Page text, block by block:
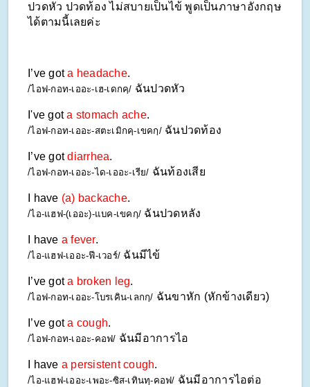
ปวดหัว ปวดท้อง ไม่สบายเป็นไข้ พูดเป็นภาษาอังกฤษ
ได้ตามนี้เลยค่ะ
I’ve got a headache.
/ไอฟ-กอท-เออะ-เฮ-เดกคฺ/ ฉันปวดหัว
I've got a stomach ache.
/ไอฟ-กอท-เออะ-สตะเมิกคฺ-เขคกฺ/ ฉันปวดท้อง
I’ve got diarrhea.
/ไอฟ-กอท-เออะ-ได-เออะ-เรีย/ ฉันท้องเสีย
I have (a) backache.
/ไอ-แฮฟ-(เออะ)-แบค-เขคกฺ/ ฉันปวดหลัง
I have a fever.
/ไอ-แฮฟ-เออะ-ฟี-เวอร์/ ฉันมีไข้
I’ve got a broken leg.
/ไอฟ-กอท-เออะ-โบรเคิน-เลกกฺ/ ฉันขาหัก (หักข้างเดียว)
I’ve got a cough.
/ไอฟ-กอท-เออะ-คอฟ/ ฉันมีอาการไอ
I have a persistent cough.
/ไอ-แฮฟ-เออะ-เพอะ-ซิส-เทินทฺ-คอฟ/ ฉันมีอาการไอต่อ